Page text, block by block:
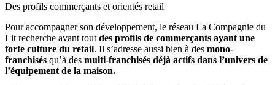
Des profils commerçants et orientés retail
Pour accompagner son développement, le réseau La Compagnie du
Lit recherche avant tout des profils de commerçants ayant une
forte culture du retail. Il s’adresse aussi bien à des mono-
franchisés qu’à des multi-franchisés déjà actifs dans l’univers de
l’équipement de la maison.